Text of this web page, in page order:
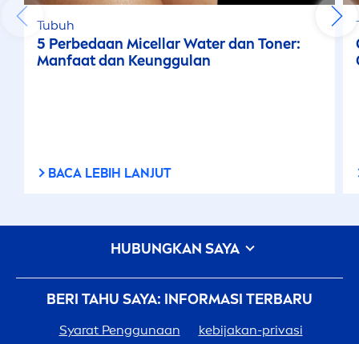
Tubuh
5 Perbedaan Micellar Water dan Toner:
Manfaat dan Keunggulan
BACA LEBIH LANJUT
BERI TAHU SAYA: INFORMASI TERBARU
Syarat Penggunaan kebijakan-privasi
HUBUNGKAN SAYA